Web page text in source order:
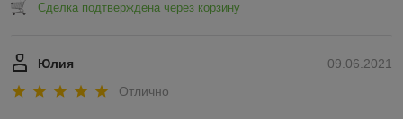
Сделка подтверждена через корзину
09.06.2021
Юлия
Отлично